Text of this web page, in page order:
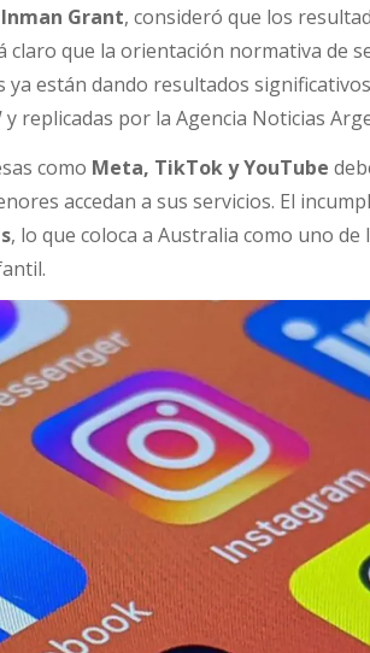
Grant, consideró que los
claro que la orientación normativa de
están dando resultados
replicadas por la Agencia Noticias
como Meta, TikTok y YouTube
accedan a sus servicios. El
, lo que coloca a Australia como uno de